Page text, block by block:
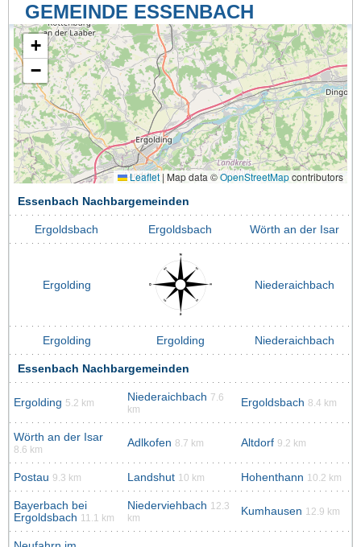
GEMEINDE ESSENBACH
+
−
Leaflet | Map data ©OpenStreetMapcontributors
Essenbach Nachbargemeinden
Ergoldsbach Ergoldsbach Wörth an der Isar
Ergolding Niederaichbach
Ergolding Ergolding Niederaichbach
Essenbach Nachbargemeinden
Ergolding 5.2 km Niederaichbach 7.6
km
Ergoldsbach 8.4 km
Wörth an der Isar
8.6 km
Adlkofen 8.7 km Altdorf 9.2 km
Postau 9.3 km Landshut 10 km Hohenthann 10.2 km
Bayerbach bei
Ergoldsbach 11.1 km
Niederviehbach 12.3
km
Kumhausen 12.9 km